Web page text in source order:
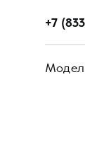
+7